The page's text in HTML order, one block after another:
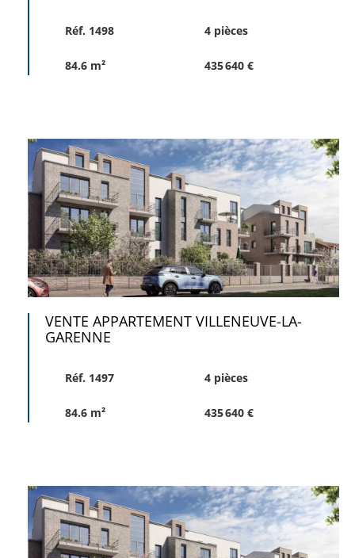
Réf. 1498 4 pièces
84.6 m² 435 640 €
VENTE APPARTEMENT VILLENEUVE-LA-
GARENNE
Réf. 1497 4 pièces
84.6 m² 435 640 €